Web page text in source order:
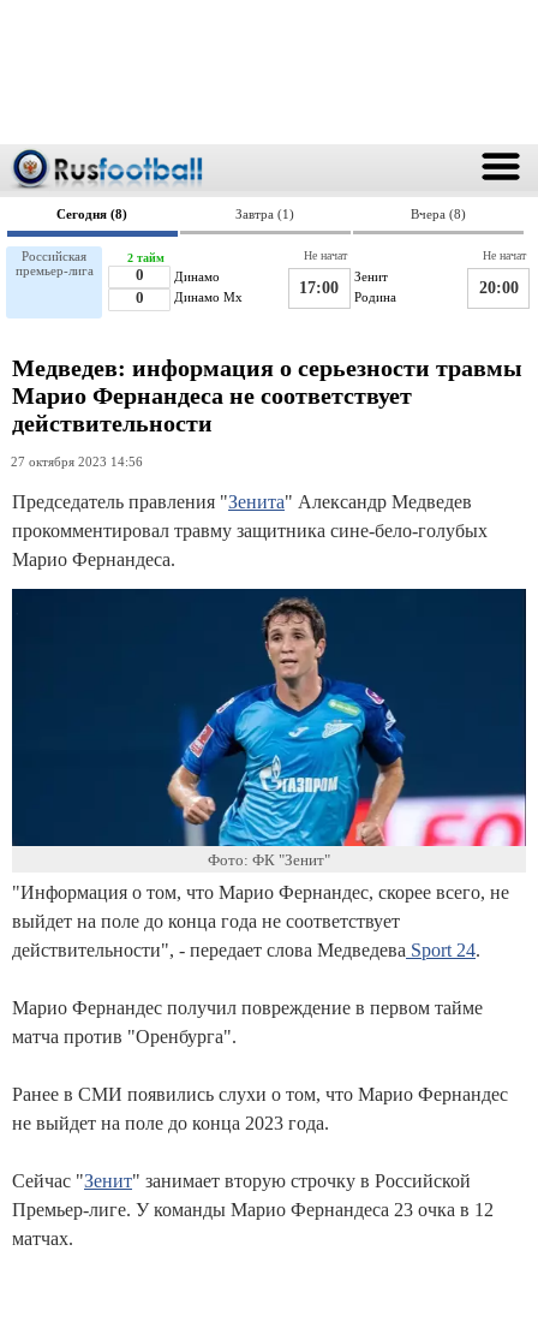
Сегодня (8) Завтра (1) Вчера (8)
Российская
премьер-лига
Динамо
0
0
Динамо Мх
2 тайм
Зенит
17:00 Родина
Не начат
20:00
Не начат
Медведев: информация о серьезности травмы
Марио Фернандеса не соответствует
действительности
27 октября 2023 14:56
Председатель правления "Зенита" Александр Медведев
прокомментировал травму защитника сине-бело-голубых
Марио Фернандеса.
Фото: ФК "Зенит"
"Информация о том, что Марио Фернандес, скорее всего, не
выйдет на поле до конца года не соответствует
действительности", - передает слова Медведева Sport 24.
Марио Фернандес получил повреждение в первом тайме
матча против "Оренбурга".
Ранее в СМИ появились слухи о том, что Марио Фернандес
не выйдет на поле до конца 2023 года.
Сейчас "Зенит" занимает вторую строчку в Российской
Премьер-лиге. У команды Марио Фернандеса 23 очка в 12
матчах.